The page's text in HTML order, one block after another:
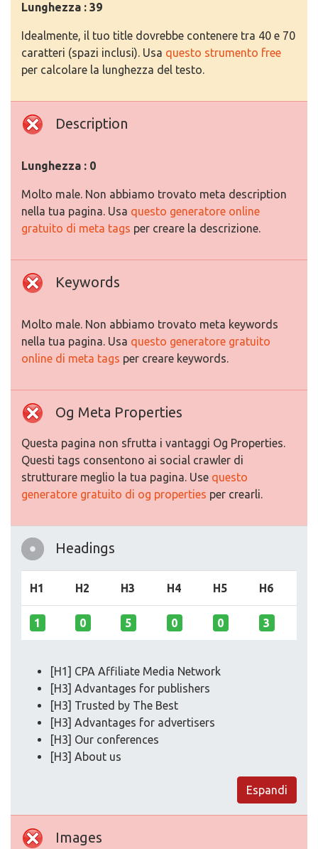
Lunghezza : 39
Idealmente, il tuo title dovrebbe contenere tra 40 e 70
caratteri (spazi inclusi). Usa questo strumento free
per calcolare la lunghezza del testo.
Description
Lunghezza : 0
Molto male. Non abbiamo trovato meta description
nella tua pagina. Usa questo generatore online
gratuito di meta tags per creare la descrizione.
Keywords
Molto male. Non abbiamo trovato meta keywords
nella tua pagina. Usa questo generatore gratuito
online di meta tags per creare keywords.
Og Meta Properties
Questa pagina non sfrutta i vantaggi Og Properties.
Questi tags consentono ai social crawler di
strutturare meglio la tua pagina. Use questo
generatore gratuito di og properties per crearli.
Headings
H1 H2 H3 H4 H5 H6
1 0 5 0 0 3
[H1] CPA Affiliate Media Network
[H3] Advantages for publishers
[H3] Trusted by The Best
[H3] Advantages for advertisers
[H3] Our conferences
[H3] About us
Espandi
Images